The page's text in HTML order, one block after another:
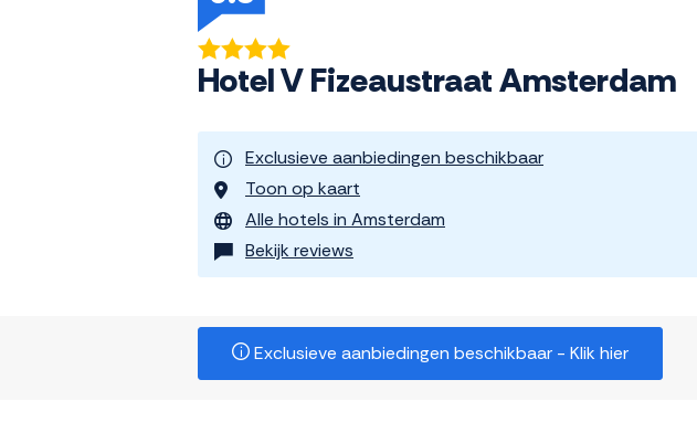
Hotel V Fizeaustraat Amsterdam
Exclusieve aanbiedingen beschikbaar
Toon op kaart
Alle hotels in Amsterdam
Bekijk reviews
Exclusieve aanbiedingen beschikbaar - Klik hier